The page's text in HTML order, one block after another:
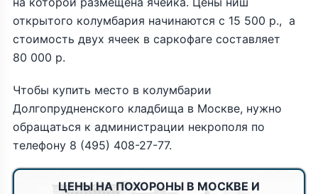
открытого колумбария начинаются с 15 500 р., а
стоимость двух ячеек в саркофаге составляет
80 000 р.
Чтобы купить место в колумбарии
Долгопрудненского кладбища в Москве, нужно
обращаться к администрации некрополя по
телефону 8 (495) 408-27-77.
ЦЕНЫ НА ПОХОРОНЫ В МОСКВЕ И